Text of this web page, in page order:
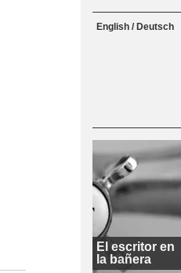
Skip to content
English / Deutsch
El escritor en
la bañera